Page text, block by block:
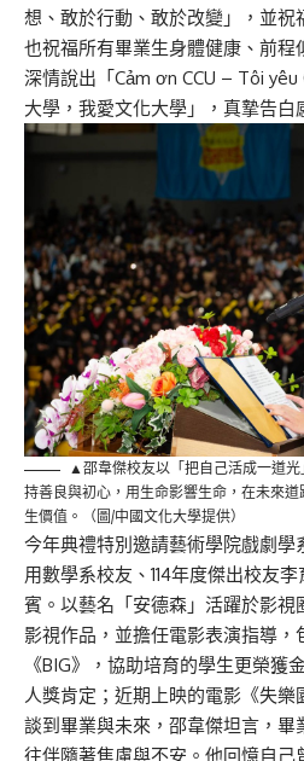
想、敢於行動、敢於改變」，並祝
也祝福所有畢業生身體健康、前
深情說出「Cảm ơn CCU – Tôi
大學，我愛文化大學」，真摯告白
▲邵韋傑校友以「把自己活成一道
持善良與初心，用生命影響生命，在未來
生價值。（圖/中國文化大學提供）
今年典禮特別邀請藝術學院戲劇
用數學系校友、114年度傑出校友
賓。以藝名「安德森」活躍於影視
影視作品，並擔任電影表演指導，
《BIG》，協助培育的學生更榮獲
人獎肯定；近期上映的電影《失樂
談到畢業與未來，邵韋傑坦言，畢
往伴隨著焦慮與不安。他回憶自